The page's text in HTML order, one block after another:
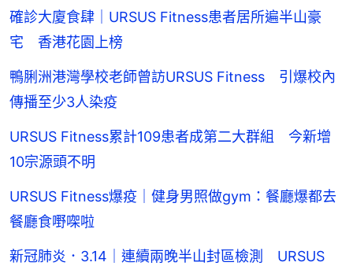
確診大廈食肆｜URSUS Fitness患者居所遍半山豪
宅 香港花園上榜
鴨脷洲港灣學校老師曾訪URSUS Fitness 引爆校內
傳播至少3人染疫
URSUS Fitness累計109患者成第二大群組 今新增
10宗源頭不明
URSUS Fitness爆疫｜健身男照做gym：餐廳爆都去
餐廳食嘢㗎啦
新冠肺炎．3.14｜連續兩晚半山封區檢測 URSUS